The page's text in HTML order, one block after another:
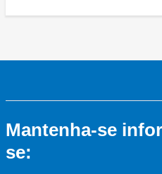
Mantenha-se
se: